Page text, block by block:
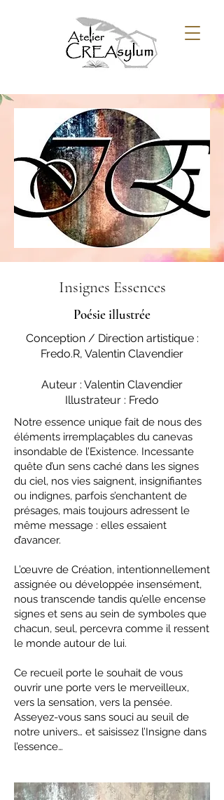
Insignes Essences
Poésie illustrée
Conception / Direction artistique :
Fredo.R, Valentin Clavendier
Auteur : Valentin Clavendier
Illustrateur : Fredo
Notre essence unique fait de nous des
éléments irremplaçables du canevas
insondable de l’Existence. Incessante
quête d’un sens caché dans les signes
du ciel, nos vies saignent, insignifiantes
ou indignes, parfois s’enchantent de
présages, mais toujours adressent le
même message : elles essaient
d’avancer.
L’œuvre de Création, intentionnellement
assignée ou développée insensément,
nous transcende tandis qu’elle encense
signes et sens au sein de symboles que
chacun, seul, percevra comme il ressent
le monde autour de lui.
Ce recueil porte le souhait de vous
ouvrir une porte vers le merveilleux,
vers la sensation, vers la pensée.
Asseyez-vous sans souci au seuil de
notre univers… et saisissez l’Insigne dans
l’essence…